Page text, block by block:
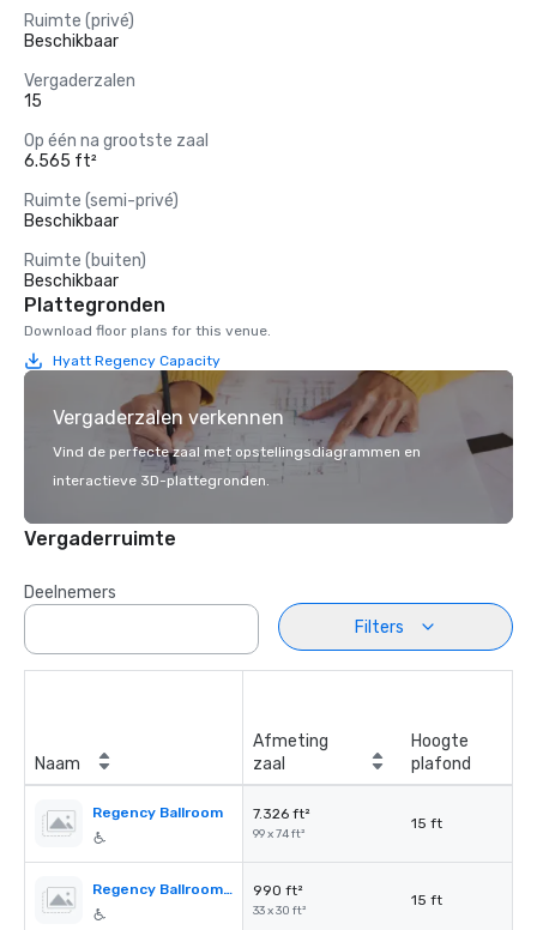
Ruimte (privé)
Beschikbaar
Vergaderzalen
15
Op één na grootste zaal
6.565 ft²
Ruimte (semi-privé)
Beschikbaar
Ruimte (buiten)
Beschikbaar
Plattegronden
Download floor plans for this venue.
Hyatt Regency Capacity
Vergaderzalen verkennen
Vind de perfecte zaal met opstellingsdiagrammen en
interactieve 3D-plattegronden.
Vergaderruimte
Deelnemers
Filters
Naam
Afmeting
zaal
Hoogte
plafond
Regency Ballroom 7.326 ft²
99 x 74 ft²
15 ft
Regency Ballroom A–F (each) 990 ft²
33 x 30 ft²
15 ft